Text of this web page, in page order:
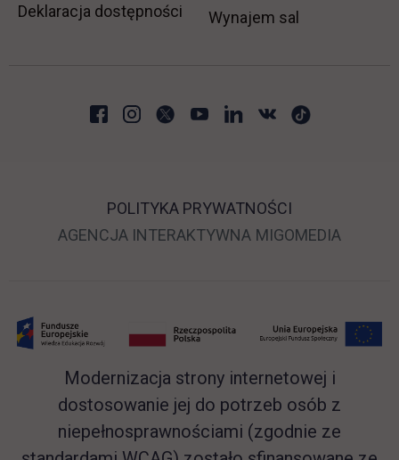
Deklaracja dostępności Wynajem sal
POLITYKA PRYWATNOŚCI
AGENCJA INTERAKTYWNA LINK OTWIERA SIĘ
MIGOMEDIA
Modernizacja strony internetowej i
dostosowanie jej do potrzeb osób z
niepełnosprawnościami (zgodnie ze